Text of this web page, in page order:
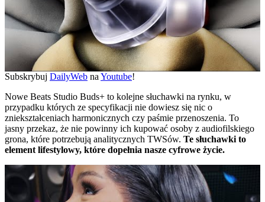
Subskrybuj DailyWeb na Youtube!
Nowe Beats Studio Buds+ to kolejne słuchawki na rynku, w
przypadku których ze specyfikacji nie dowiesz się nic o
zniekształceniach harmonicznych czy paśmie przenoszenia. To
jasny przekaz, że nie powinny ich kupować osoby z audiofilskiego
grona, które potrzebują analitycznych TWSów. Te słuchawki to
element lifestylowy, które dopełnia nasze cyfrowe życie.